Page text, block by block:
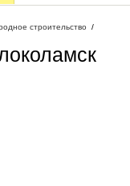
строительство /